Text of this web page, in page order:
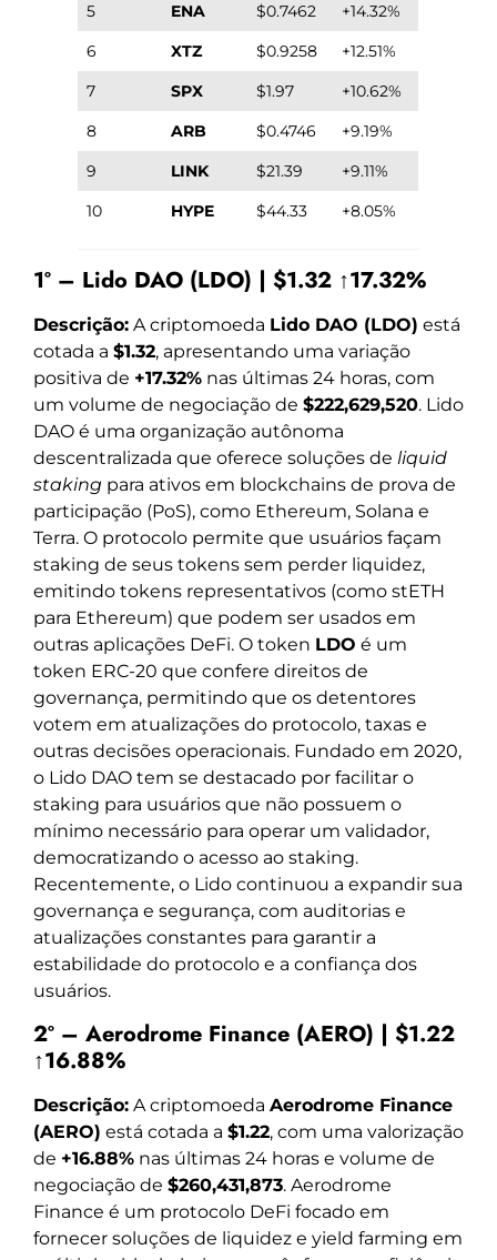
5
ENA $0.7462
+14.32%
6
XTZ $0.9258
+12.51%
7
SPX $1.97
+10.62%
8
ARB $0.4746
+9.19%
9
LINK $21.39
+9.11%
10
HYPE $44.33 +8.05%
1º – Lido DAO (LDO) | $1.32 ↑17.32%
Descrição: A criptomoeda Lido DAO (LDO) está
cotada a $1.32, apresentando uma variação
positiva de +17.32% nas últimas 24 horas, com
um volume de negociação de $222,629,520. Lido
DAO é uma organização autônoma
descentralizada que oferece soluções de liquid
staking para ativos em blockchains de prova de
participação (PoS), como Ethereum, Solana e
Terra. O protocolo permite que usuários façam
staking de seus tokens sem perder liquidez,
emitindo tokens representativos (como stETH
para Ethereum) que podem ser usados em
outras aplicações DeFi. O token LDO é um
token ERC-20 que confere direitos de
governança, permitindo que os detentores
votem em atualizações do protocolo, taxas e
outras decisões operacionais. Fundado em 2020,
o Lido DAO tem se destacado por facilitar o
staking para usuários que não possuem o
mínimo necessário para operar um validador,
democratizando o acesso ao staking.
Recentemente, o Lido continuou a expandir sua
governança e segurança, com auditorias e
atualizações constantes para garantir a
estabilidade do protocolo e a confiança dos
usuários.
2º – Aerodrome Finance (AERO) | $1.22
↑16.88%
Descrição: A criptomoeda Aerodrome Finance
(AERO) está cotada a $1.22, com uma valorização
de +16.88% nas últimas 24 horas e volume de
negociação de $260,431,873. Aerodrome
Finance é um protocolo DeFi focado em
fornecer soluções de liquidez e yield farming em